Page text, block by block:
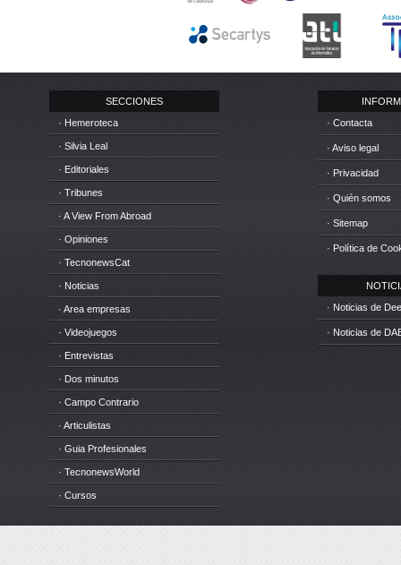
SECCIONES
· Hemeroteca
· Silvia Leal
· Editoriales
· Tribunes
· A View From Abroad
· Opiniones
· TecnonewsCat
· Noticias
· Area empresas
· Videojuegos
· Entrevistas
· Dos minutos
· Campo Contrario
· Articulistas
· Guia Profesionales
· TecnonewsWorld
· Cursos
· Contacta
· Aviso legal
· Privacidad
· Quién somos
· Sitemap
· Política de
· Noticias de
· Noticias de